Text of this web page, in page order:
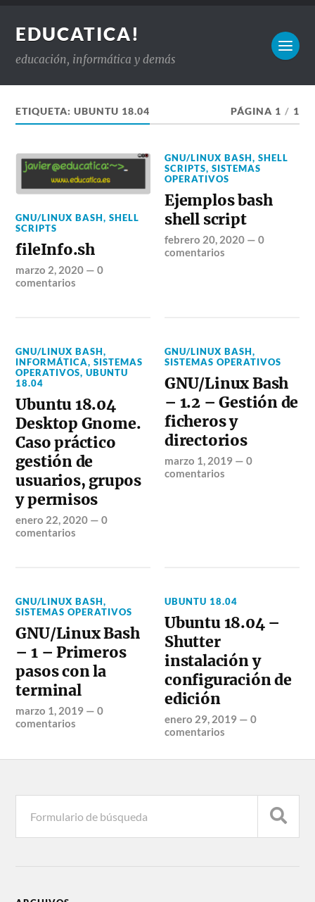
EDUCATICA!
educación, informática y demás
ETIQUETA:UBUNTU 18.04 PÁGINA 1 / 1
GNU/LINUX BASH,SHELL
SCRIPTS
fileInfo.sh
marzo 2, 2020 —0
comentarios
GNU/LINUX BASH,SHELL
SCRIPTS,SISTEMAS
OPERATIVOS
Ejemplos bash
shell script
febrero 20, 2020 —0
comentarios
GNU/LINUX BASH,
INFORMÁTICA,SISTEMAS
OPERATIVOS,UBUNTU
18.04
Ubuntu 18.04
Desktop Gnome.
Caso práctico
gestión de
usuarios, grupos
y permisos
enero 22, 2020 —0
comentarios
GNU/LINUX BASH,
SISTEMAS OPERATIVOS
GNU/Linux Bash
– 1.2 – Gestión de
ficheros y
directorios
marzo 1, 2019 —0
comentarios
GNU/LINUX BASH,
SISTEMAS OPERATIVOS
GNU/Linux Bash
– 1 – Primeros
pasos con la
terminal
marzo 1, 2019 —0
comentarios
UBUNTU 18.04
Ubuntu 18.04 –
Shutter
instalación y
configuración de
edición
enero 29, 2019 —0
comentarios